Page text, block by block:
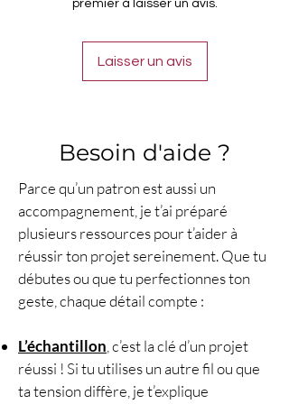
crocheteuses qui ont déjà réalisé
pochette granny cercle
N'oubliez pas de vous abonner
à ma chaîne YouTube
pour ne
manquer aucune de mes
nouvelles vidéos et découvrir
d'autres modèles de crochet
gratuits #lecrochetdeplume
pensez à vérifier vos spams.
premier à laisser un avis.
Laisser un avis
Besoin d'aide ?
Parce qu’un patron est aussi un
accompagnement, je t’ai préparé
plusieurs ressources pour t’aider à
réussir ton projet sereinement. Que tu
débutes ou que tu perfectionnes ton
geste, chaque détail compte :
L’échantillon , c’est la clé d’un projet
réussi ! Si tu utilises un autre fil ou que
ta tension diffère, je t’explique